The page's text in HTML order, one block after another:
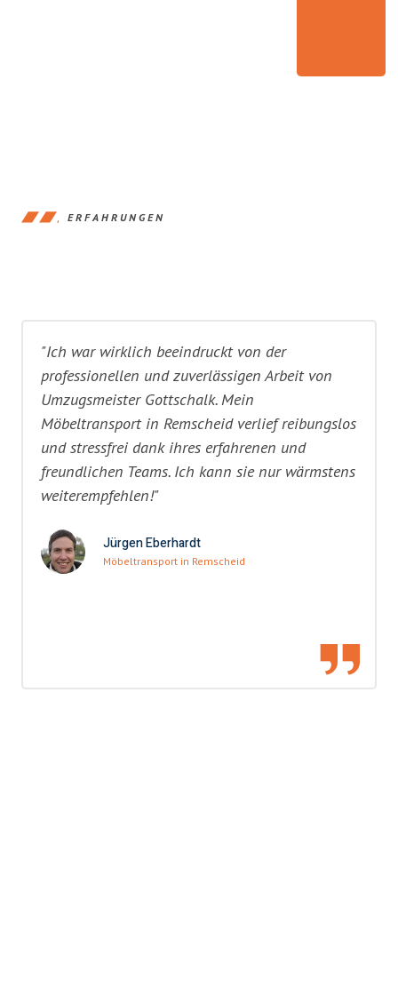
ERFAHRUNGEN
"Ich war wirklich beeindruckt von der
professionellen und zuverlässigen Arbeit von
Umzugsmeister Gottschalk. Mein
Möbeltransport in Remscheid verlief reibungslos
und stressfrei dank ihres erfahrenen und
freundlichen Teams. Ich kann sie nur wärmstens
weiterempfehlen!"
Jürgen Eberhardt
Möbeltransport in Remscheid